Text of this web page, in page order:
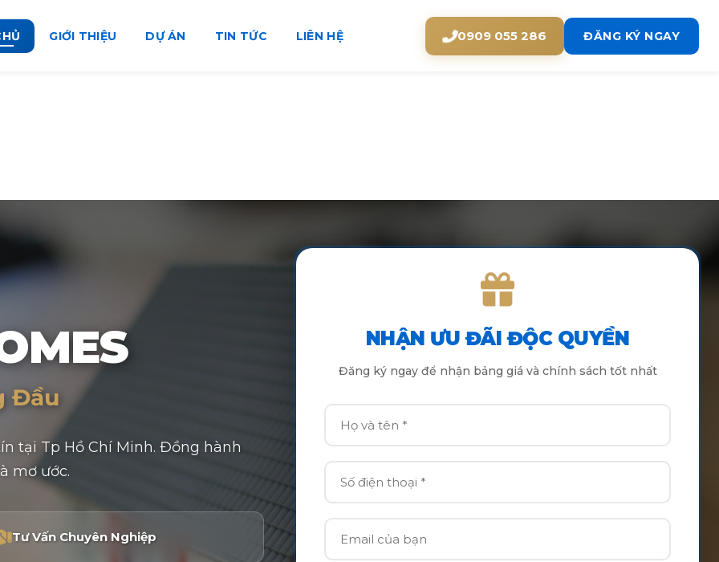
GIỚI THIỆU DỰ ÁN TIN TỨC LIÊN HỆ 0909 055 286 ĐĂNG KÝ NGAY
Đầu
tại Tp Hồ Chí Minh. Đồng hành
mơ ước.
Tư Vấn Chuyên Nghiệp
NHẬN ƯU ĐÃI ĐỘC QUYỀN
Đăng ký ngay để nhận bảng giá và chính sách tốt nhất